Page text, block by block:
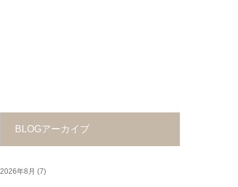
BLOGアーカイブ
2026年8月 (7)